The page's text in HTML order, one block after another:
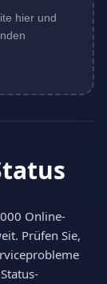
hier und
Online-
Prüfen Sie,